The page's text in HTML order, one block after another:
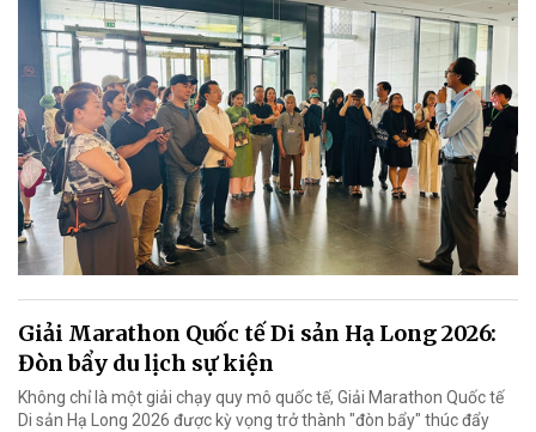
Giải Marathon Quốc tế Di sản Hạ Long 2026:
Đòn bẩy du lịch sự kiện
Không chỉ là một giải chạy quy mô quốc tế, Giải Marathon Quốc tế
Di sản Hạ Long 2026 được kỳ vọng trở thành "đòn bẩy" thúc đẩy